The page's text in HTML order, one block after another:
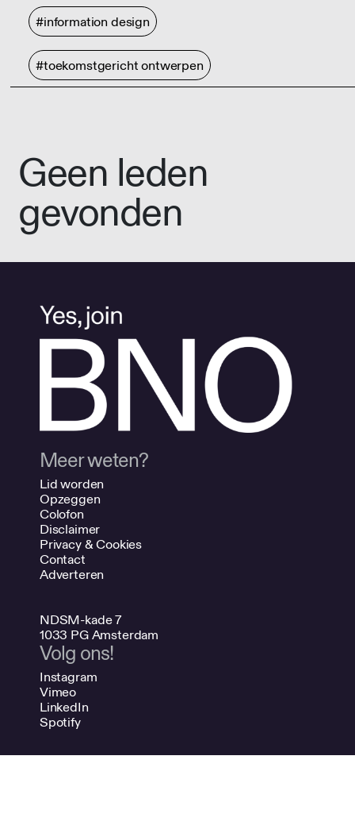
#information design
#toekomstgericht ontwerpen
Geen leden
gevonden
Meer weten?
Lid worden
Opzeggen
Colofon
Disclaimer
Privacy & Cookies
Contact
Adverteren
NDSM-kade 7
1033 PG Amsterdam
Volg ons!
Instagram
Vimeo
LinkedIn
Spotify